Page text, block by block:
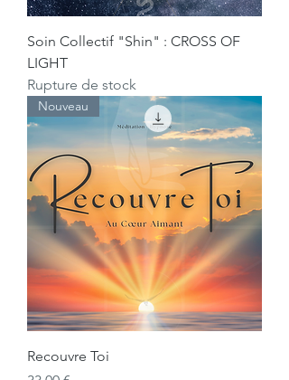
Soin Collectif "Shin" : CROSS OF
LIGHT
Rupture de stock
Nouveau
Recouvre Toi